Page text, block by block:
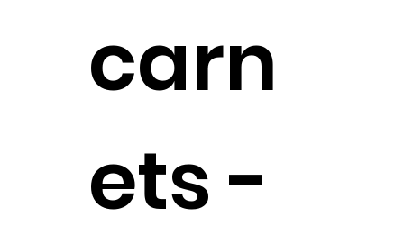
carn
ets -